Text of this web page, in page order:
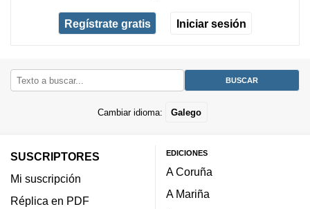
Regístrate gratis Iniciar sesión
Cambiar idioma: Galego
SUSCRIPTORES
Mi suscripción
Réplica en PDF
EDICIONES
A Coruña
A Mariña